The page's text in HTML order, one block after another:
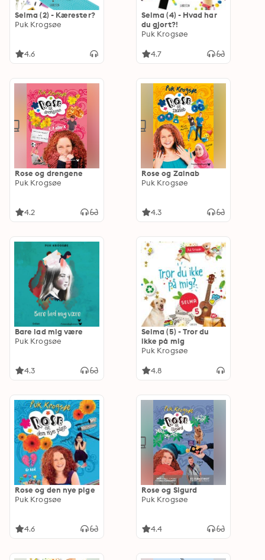
Selma (2) - Kærester?
Puk Krogsøe
4.6
Selma (4) - Hvad har
du gjort?!
Puk Krogsøe
4.7
Rose og drengene
Puk Krogsøe
4.2
Rose og Zainab
Puk Krogsøe
4.3
Bare lad mig være
Puk Krogsøe
4.3
Selma (5) - Tror du
ikke på mig
Puk Krogsøe
4.8
Rose og den nye pige
Puk Krogsøe
4.6
Rose og Sigurd
Puk Krogsøe
4.4